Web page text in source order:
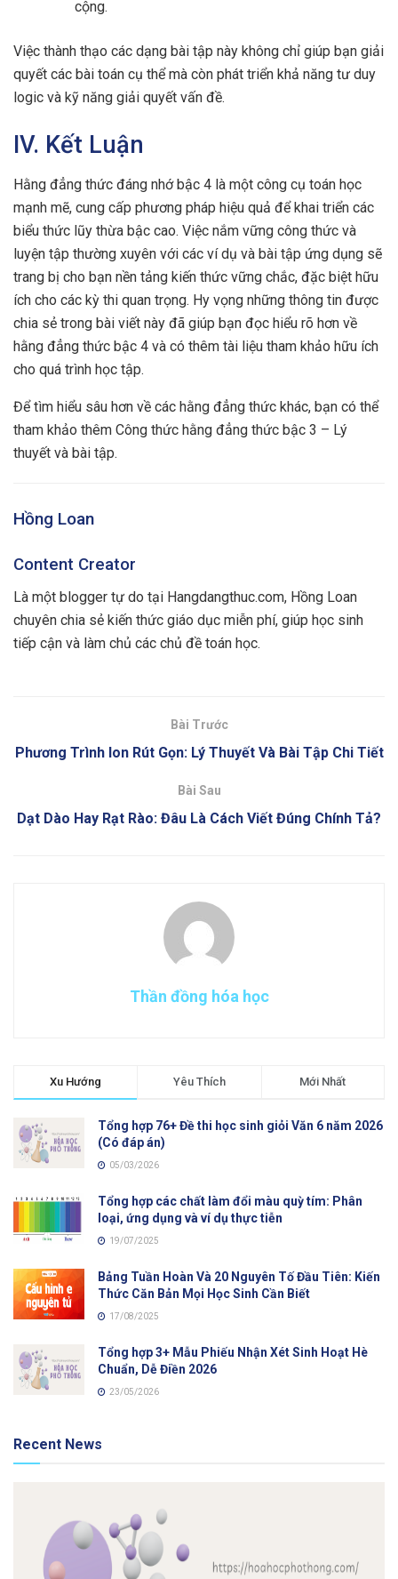
cộng.
Việc thành thạo các dạng bài tập này không chỉ giúp bạn giải
quyết các bài toán cụ thể mà còn phát triển khả năng tư duy
logic và kỹ năng giải quyết vấn đề.
IV. Kết Luận
Hằng đẳng thức đáng nhớ bậc 4 là một công cụ toán học
mạnh mẽ, cung cấp phương pháp hiệu quả để khai triển các
biểu thức lũy thừa bậc cao. Việc nắm vững công thức và
luyện tập thường xuyên với các ví dụ và bài tập ứng dụng sẽ
trang bị cho bạn nền tảng kiến thức vững chắc, đặc biệt hữu
ích cho các kỳ thi quan trọng. Hy vọng những thông tin được
chia sẻ trong bài viết này đã giúp bạn đọc hiểu rõ hơn về
hằng đẳng thức bậc 4 và có thêm tài liệu tham khảo hữu ích
cho quá trình học tập.
Để tìm hiểu sâu hơn về các hằng đẳng thức khác, bạn có thể
tham khảo thêm Công thức hằng đẳng thức bậc 3 – Lý
thuyết và bài tập.
Hồng Loan
Content Creator
Là một blogger tự do tại Hangdangthuc.com, Hồng Loan
chuyên chia sẻ kiến thức giáo dục miễn phí, giúp học sinh
tiếp cận và làm chủ các chủ đề toán học.
Bài Trước
Phương Trình Ion Rút Gọn: Lý Thuyết Và Bài Tập Chi Tiết
Bài Sau
Dạt Dào Hay Rạt Rào: Đâu Là Cách Viết Đúng Chính Tả?
Thần đồng hóa học
Xu Hướng Yêu Thích Mới Nhất
Tổng hợp 76+ Đề thi học sinh giỏi Văn 6 năm 2026
(Có đáp án)
05/03/2026
Tổng hợp các chất làm đổi màu quỳ tím: Phân
loại, ứng dụng và ví dụ thực tiễn
19/07/2025
Bảng Tuần Hoàn Và 20 Nguyên Tố Đầu Tiên: Kiến
Thức Căn Bản Mọi Học Sinh Cần Biết
17/08/2025
Tổng hợp 3+ Mẫu Phiếu Nhận Xét Sinh Hoạt Hè
Chuẩn, Dễ Điền 2026
23/05/2026
Recent News